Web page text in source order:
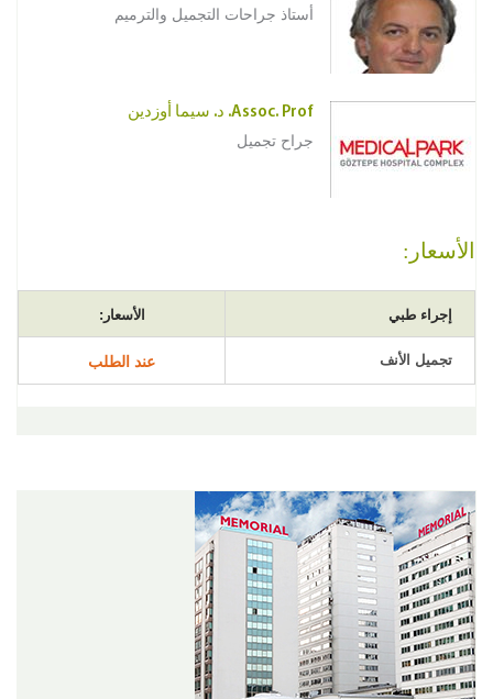
أستاذ جراحات التجميل والترميم
Assoc. Prof. د. سيما أوزدين
جراح تجميل
الأسعار:
إجراء طبي الأسعار:
تجميل الأنف عند الطلب